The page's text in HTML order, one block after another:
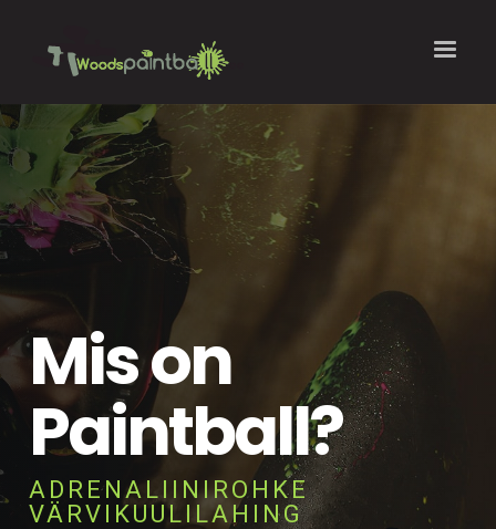
Mis on
Paintball?
ADRENALIINIROHKE
VÄRVIKUULILAHING